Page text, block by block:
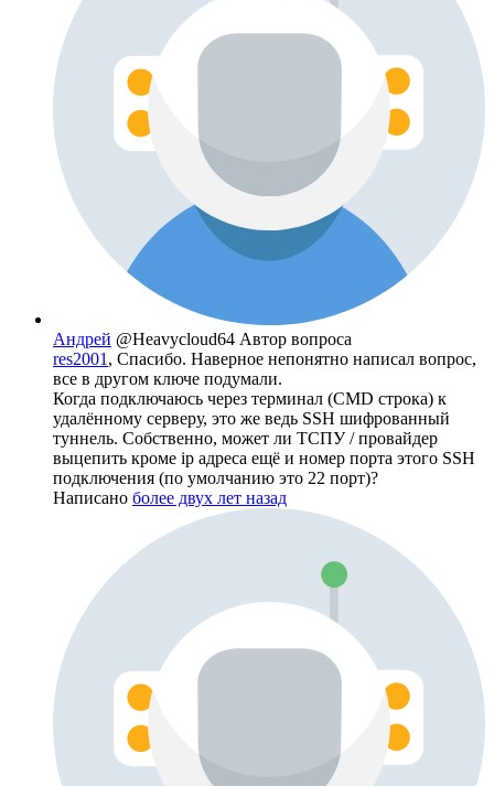
Андрей @Heavycloud64 Автор вопроса
res2001 , Спасибо. Наверное непонятно написал вопрос,
все в другом ключе подумали.
Когда подключаюсь через терминал (CMD строка) к
удалённому серверу, это же ведь SSH шифрованный
туннель. Собственно, может ли ТСПУ / провайдер
выцепить кроме ip адреса ещё и номер порта этого SSH
подключения (по умолчанию это 22 порт)?
Написано более двух лет назад